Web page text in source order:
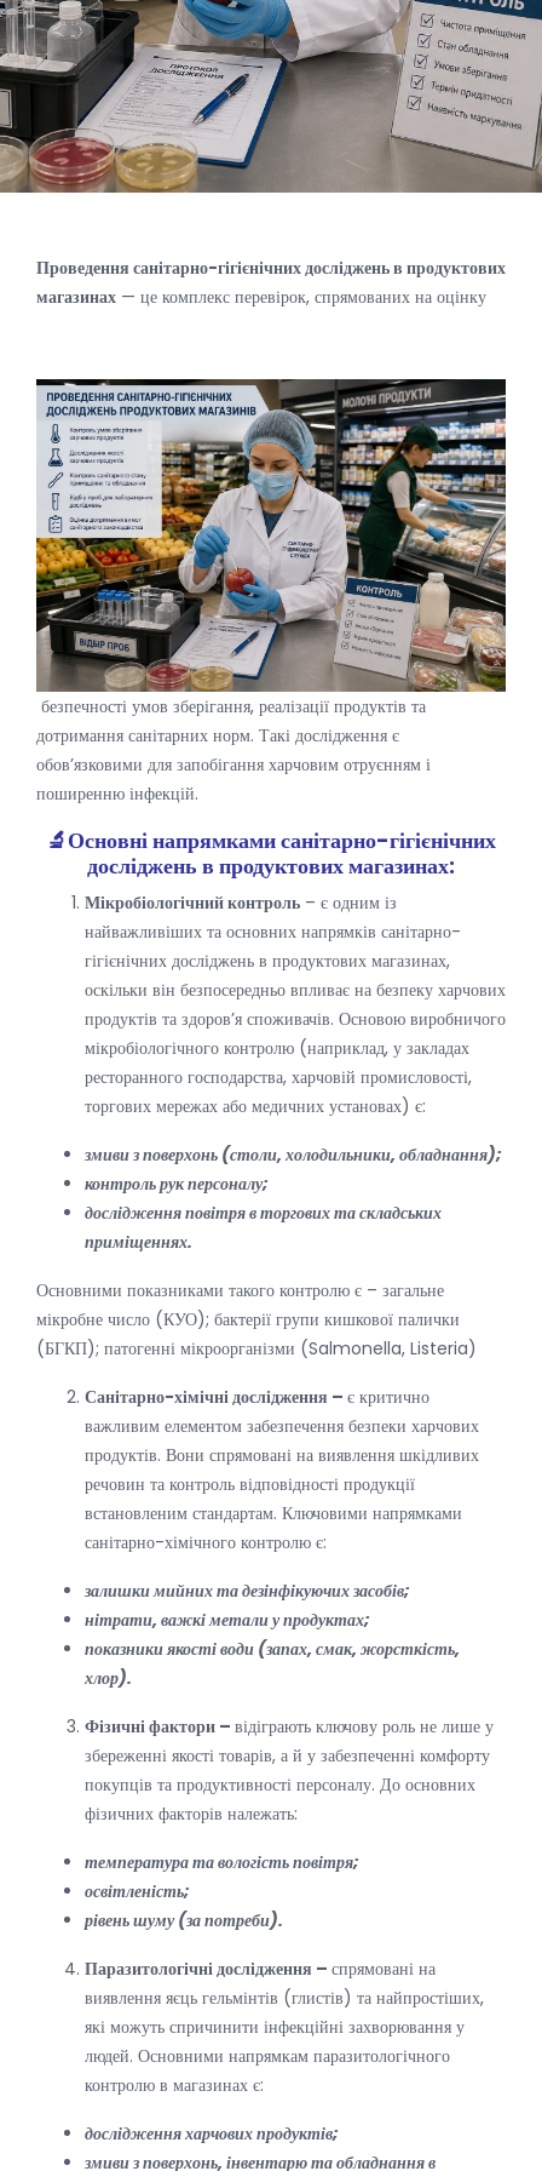
Проведення санітарно-гігієнічних досліджень в продуктових
магазинах — це комплекс перевірок, спрямованих на оцінку
безпечності умов зберігання, реалізації продуктів та
дотримання санітарних норм. Такі дослідження є
обов’язковими для запобігання харчовим отруєнням і
поширенню інфекцій.
🔬Основні напрямкамисанітарно-гігієнічних
досліджень в продуктових магазинах:
Мікробіологічний контроль – є одним із
найважливіших та основних напрямків санітарно-
гігієнічних досліджень в продуктових магазинах,
оскільки він безпосередньо впливає на безпеку харчових
продуктів та здоров’я споживачів. Основою виробничого
мікробіологічного контролю (наприклад, у закладах
ресторанного господарства, харчовій промисловості,
торгових мережах або медичних установах) є:
змиви з поверхонь (столи, холодильники, обладнання);
контроль рук персоналу;
дослідження повітря в торгових та складських
приміщеннях.
Основними показниками такого контролю є – загальне
мікробне число (КУО); бактерії групи кишкової палички
(БГКП); патогенні мікроорганізми (Salmonella, Listeria)
Санітарно-хімічні дослідження – є критично
важливим елементом забезпечення безпеки харчових
продуктів. Вони спрямовані на виявлення шкідливих
речовин та контроль відповідності продукції
встановленим стандартам. Ключовими напрямками
санітарно-хімічного контролю є:
залишки мийних та дезінфікуючих засобів;
нітрати, важкі метали у продуктах;
показники якості води (запах, смак, жорсткість,
хлор).
Фізичні фактори – відіграють ключову роль не лише у
збереженні якості товарів, а й у забезпеченні комфорту
покупців та продуктивності персоналу. До основних
фізичних факторів належать:
температура та вологість повітря;
освітленість;
рівень шуму (за потреби).
Паразитологічні дослідження – спрямовані на
виявлення яєць гельмінтів (глистів) та найпростіших,
які можуть спричинити інфекційні захворювання у
людей. Основними напрямкам паразитологічного
контролю в магазинах є:
дослідження харчових продуктів;
змиви з поверхонь, інвентарю та обладнання в